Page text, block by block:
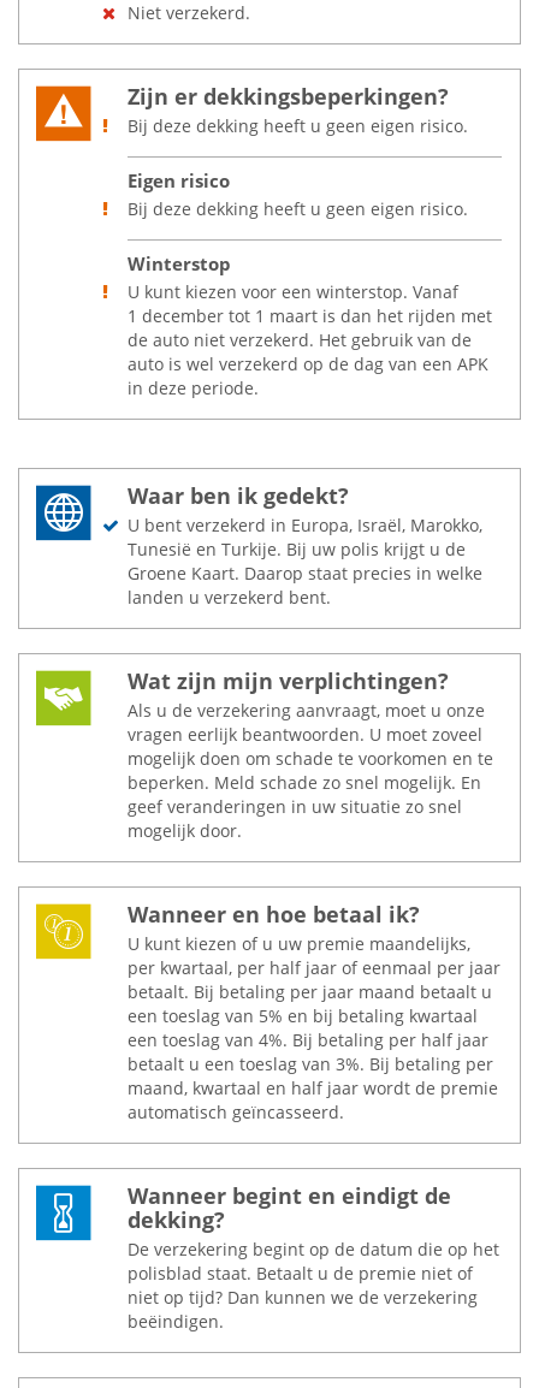
Niet verzekerd.
Zijn er dekkingsbeperkingen?
Bij deze dekking heeft u geen eigen risico.
Eigen risico
Bij deze dekking heeft u geen eigen risico.
Winterstop
U kunt kiezen voor een winterstop. Vanaf
1 december tot 1 maart is dan het rijden met
de auto niet verzekerd. Het gebruik van de
auto is wel verzekerd op de dag van een APK
in deze periode.
Waar ben ik gedekt?
U bent verzekerd in Europa, Israël, Marokko,
Tunesië en Turkije. Bij uw polis krijgt u de
Groene Kaart. Daarop staat precies in welke
landen u verzekerd bent.
Wat zijn mijn verplichtingen?
Als u de verzekering aanvraagt, moet u onze
vragen eerlijk beantwoorden. U moet zoveel
mogelijk doen om schade te voorkomen en te
beperken. Meld schade zo snel mogelijk. En
geef veranderingen in uw situatie zo snel
mogelijk door.
Wanneer en hoe betaal ik?
U kunt kiezen of u uw premie maandelijks,
per kwartaal, per half jaar of eenmaal per jaar
betaalt. Bij betaling per jaar maand betaalt u
een toeslag van 5% en bij betaling kwartaal
een toeslag van 4%. Bij betaling per half jaar
betaalt u een toeslag van 3%. Bij betaling per
maand, kwartaal en half jaar wordt de premie
automatisch geïncasseerd.
Wanneer begint en eindigt de
dekking?
De verzekering begint op de datum die op het
polisblad staat. Betaalt u de premie niet of
niet op tijd? Dan kunnen we de verzekering
beëindigen.